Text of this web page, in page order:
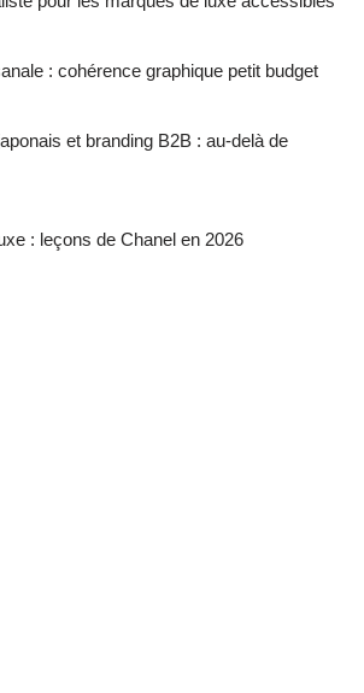
: cohérence graphique petit budget
et branding B2B : au-delà de
: leçons de Chanel en 2026